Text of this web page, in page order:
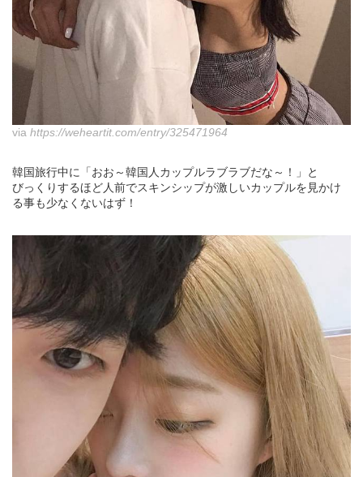
via https://weheartit.com/entry/325471964
韓国旅行中に「おお～韓国人カップルラブラブだな～！」と
びっくりするほど人前でスキンシップが激しいカップルを見かけ
る事も少なくないはず！